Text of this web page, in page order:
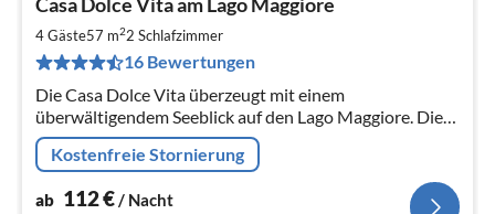
4 Gäste57 m22 Schlafzimmer
16 Bewertungen
Die Casa Dolce Vita überzeugt mit einem
überwältigendem Seeblick auf den Lago Maggiore. Die
Wohnung für 2-4 Personen ist modern ausgestattet,
frisch renoviert und in ruhiger Lage.
Kostenfreie Stornierung
ab 112€/ Nacht